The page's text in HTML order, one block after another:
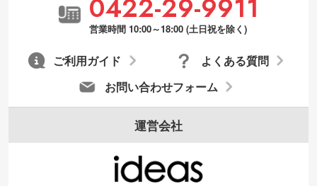
0422-29-9911
営業時間 10:00～18:00 (土日祝を除く)
お問い合わせフォーム
よくある質問
ご利用ガイド
運営会社